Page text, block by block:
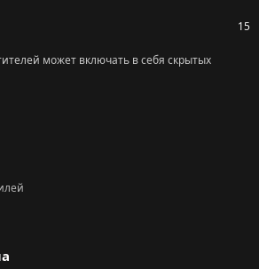
15
может включать в себя скрытых